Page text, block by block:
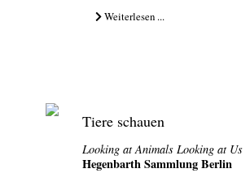
Weiterlesen ...
Tiere schauen
Looking at Animals Looking at Us
Hegenbarth Sammlung Berlin